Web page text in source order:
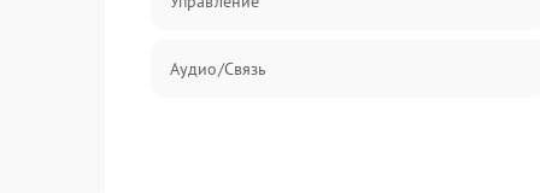
Аудио/Связь